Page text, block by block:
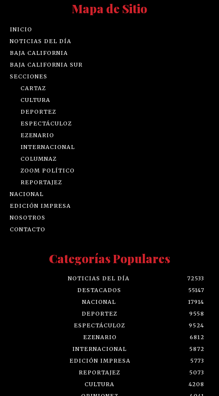
Mapa de Sitio
INICIO
NOTICIAS DEL DÍA
BAJA CALIFORNIA
BAJA CALIFORNIA SUR
SECCIONES
CARTAZ
CULTURA
DEPORTEZ
ESPECTÁCULOZ
EZENARIO
INTERNACIONAL
COLUMNAZ
ZOOM POLÍTICO
REPORTAJEZ
NACIONAL
EDICIÓN IMPRESA
NOSOTROS
CONTACTO
Categorías Populares
NOTICIAS DEL DÍA
72533
DESTACADOS
55147
NACIONAL
17914
DEPORTEZ
9558
ESPECTÁCULOZ
9524
EZENARIO
6812
INTERNACIONAL
5872
EDICIÓN IMPRESA
5773
REPORTAJEZ
5073
CULTURA
4208